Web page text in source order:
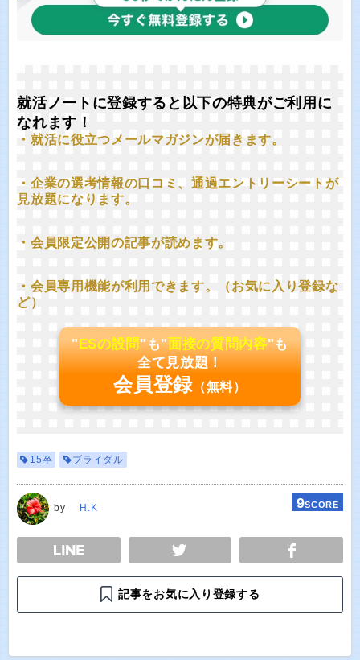
就活ノートに登録すると以下の特典がご利用に
なれます！
・就活に役立つメールマガジンが届きます。
・企業の選考情報の口コミ、通過エントリーシートが
見放題になります。
・会員限定公開の記事が読めます。
・会員専用機能が利用できます。（お気に入り登録な
ど）
"ESの設問"も"面接の質問内容"も
全て見放題！
会員登録 （無料）
15卒 ブライダル
by H.K 9SCORE
TWEET
記事をお気に入り登録する